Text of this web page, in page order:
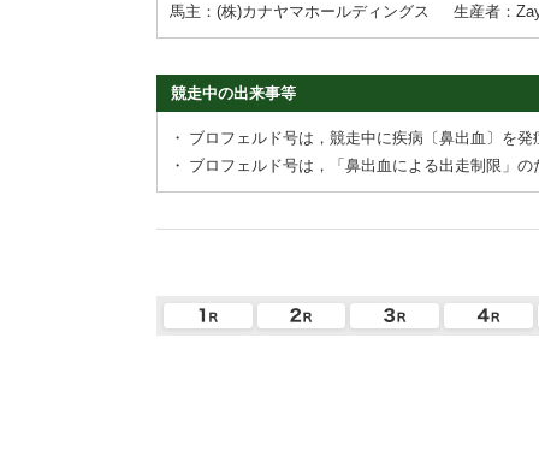
馬主：(株)カナヤマホールディングス
生産者：
競走中の出来事等
・ ブロフェルド号は，競走中に疾病〔鼻出血〕を発
・ ブロフェルド号は，「鼻出血による出走制限」